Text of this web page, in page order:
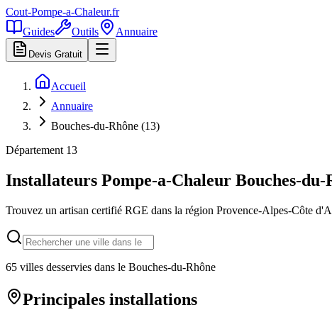
Cout-Pompe-a-Chaleur.fr
Guides
Outils Annuaire
Devis Gratuit
Accueil
Annuaire
Bouches-du-Rhône (13)
Département 13
Installateurs Pompe-a-Chaleur Bouches-du-
Trouvez un artisan certifié RGE dans la région Provence-Alpes-Côte
65 villes desservies dans le Bouches-du-Rhône
Principales installations